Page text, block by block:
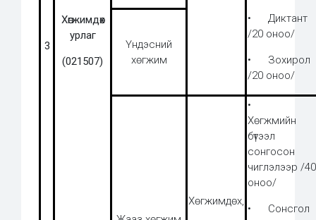
3
Хөгжимдөх
урлаг
(021507)
• Диктант
/20 оноо/
• Зохирол
/20 оноо/
Үндэсний
хөгжим
Хөгжимдөх,
•
Хөгжмийн
бүтээл
сонгосон
чиглэлээр /40
оноо/
• Сонсгол